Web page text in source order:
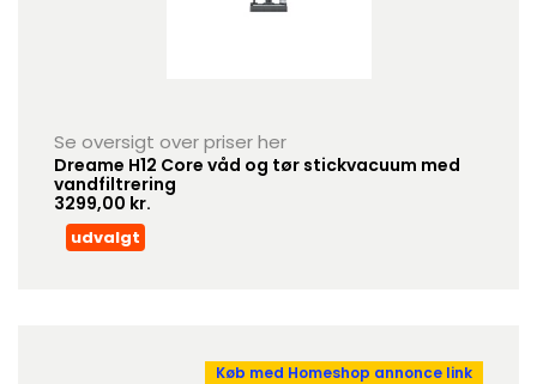
Se oversigt over priser her
Dreame H12 Core våd og tør stickvacuum med
vandfiltrering
3299,00 kr.
udvalgt
Køb med Homeshop annonce link